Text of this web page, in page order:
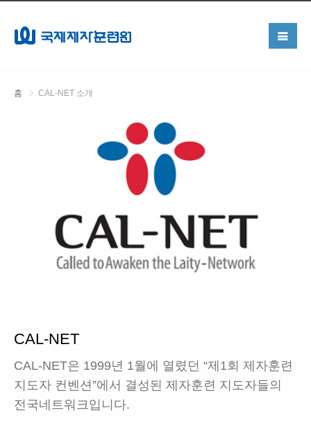
홈 CAL-NET 소개
CAL-NET
CAL-NET은 1999년 1월에 열렸던 “제1회 제자훈련
지도자 컨벤션”에서 결성된 제자훈련 지도자들의
전국네트워크입니다.